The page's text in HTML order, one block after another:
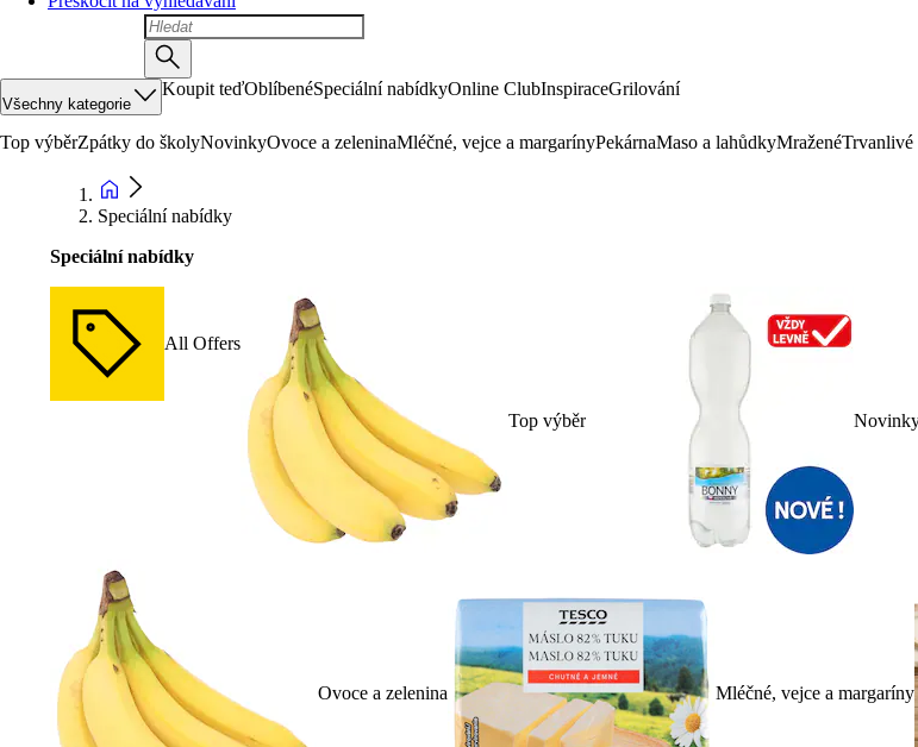
Všechny kategorie
Koupit teďOblíbenéSpeciální nabídkyOnline ClubInspiraceGrilování
Top výběrZpátky do školyNovinkyOvoce a zeleninaMléčné, vejce a margarínyPekárnaMaso a lahůdkyMraženéTrvanlivé
Speciální nabídky
Speciální nabídky
All Offers
Top výběr
Ovoce a zelenina Mléčné, vejce a margaríny